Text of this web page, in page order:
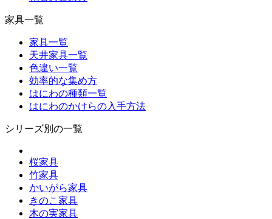
家具一覧
家具一覧
天井家具一覧
色違い一覧
効率的な集め方
はにわの種類一覧
はにわのかけらの入手方法
シリーズ別の一覧
桜家具
竹家具
かいがら家具
きのこ家具
木の実家具